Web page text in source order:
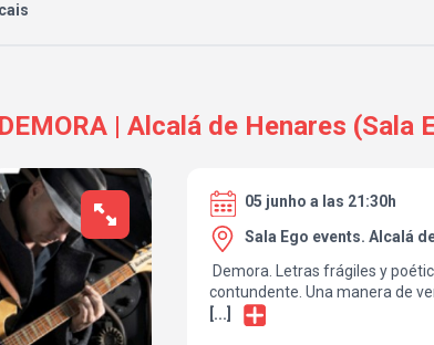
| Alcalá de Henares (Sala
05 junho a las 21:30h
Sala Ego events. Alcalá
Demora. Letras frágiles y
contundente. Una manera de
punto de vista maduro y
[...]